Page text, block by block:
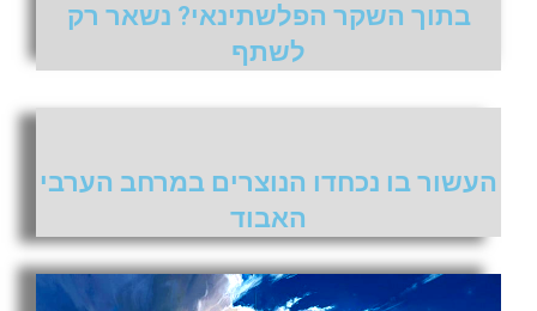
בתוך השקר הפלשתינאי? נשאר רק
לשתף
העשור בו נכחדו הנוצרים במרחב הערבי
האבוד